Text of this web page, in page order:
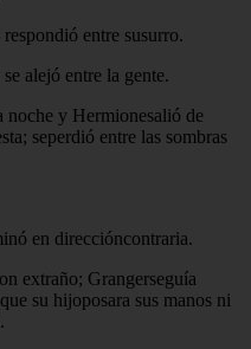
entre susurro.
alejó entre la gente.
noche y Hermionesalió de
seperdió entre las sombras
en direccióncontraria.
extraño; Grangerseguía
su hijoposara sus manos ni